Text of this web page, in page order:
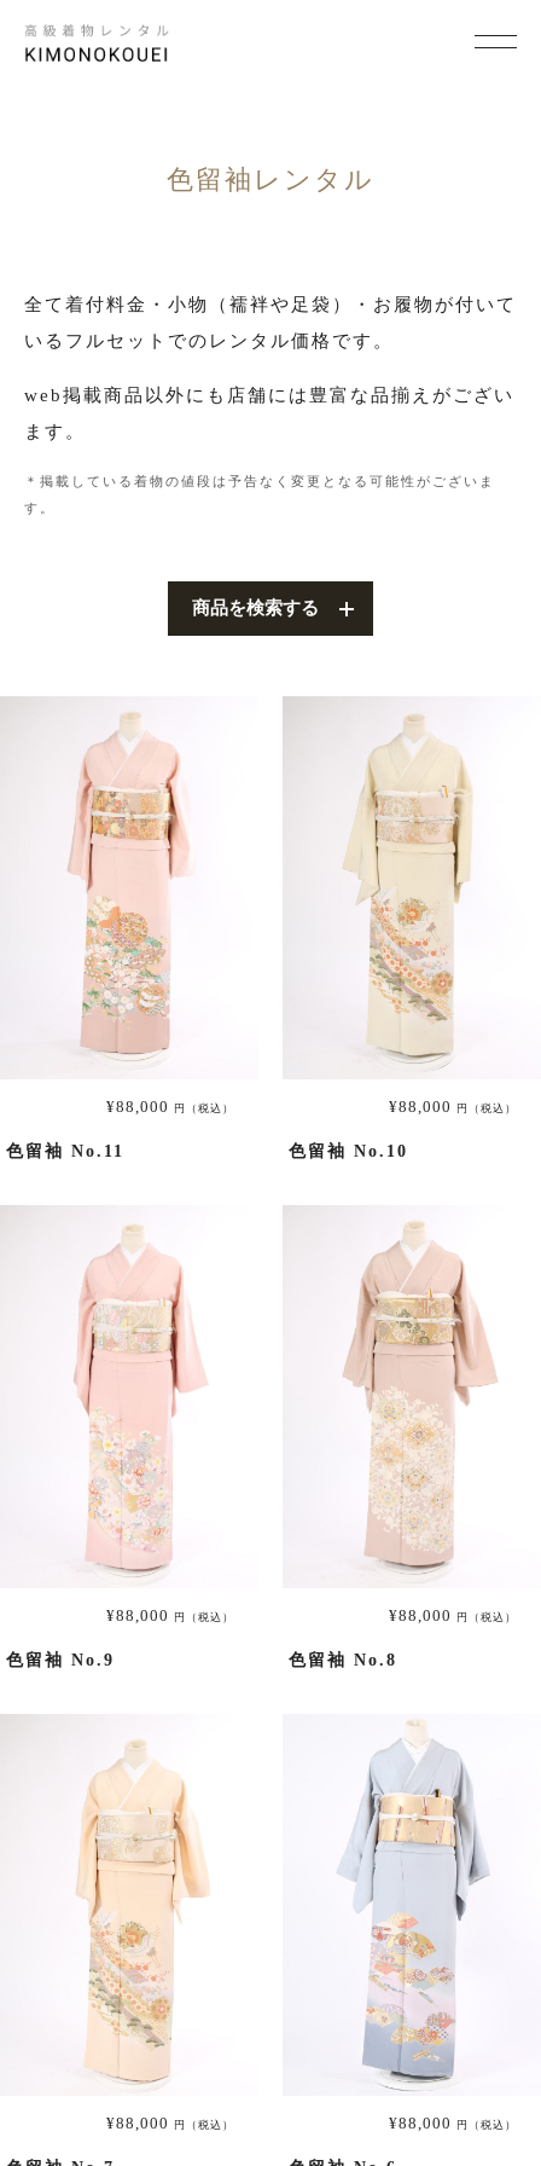
結納
卒入学式・卒入園式
パーティ・ビジネス
観劇・お茶会・街歩き
訪問着（袷）
プラン・料金
訪問着の商品一覧へ
振袖
成人式プラン
振袖の商品一覧へ
色留袖
プラン・料金
色留袖の商品一覧へ
大きいサイズ一覧へ
プラン・料金
黒留袖の商品一覧へ
大きいサイズ一覧へ
単衣（6月/9月の訪問着）
プラン・料金
色留袖レンタル
全て着付料金・小物（襦袢や足袋）・お履物が付いて
いるフルセットでのレンタル価格です。
web掲載商品以外にも店舗には豊富な品揃えがござい
ます。
＊掲載している着物の値段は予告なく変更となる可能性がございま
す。
商品を検索する
¥88,000 円（税込）
色留袖 No.11
¥88,000 円（税込）
色留袖 No.10
¥88,000 円（税込）
色留袖 No.9
¥88,000 円（税込）
色留袖 No.8
¥88,000 円（税込） ¥88,000 円（税込）